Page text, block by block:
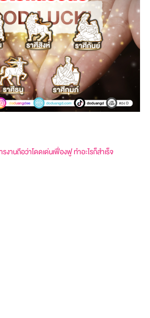
งานถือว่าโดดเด่นเฟื่องฟู ทำอะไรก็สำเร็จ